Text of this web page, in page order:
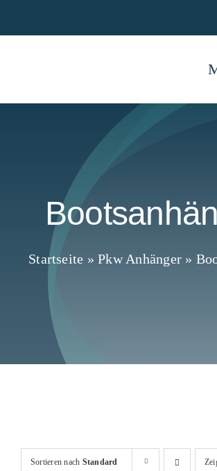
Mietpark
Startseite »Pkw Anhänger »
Sortieren nach Standard